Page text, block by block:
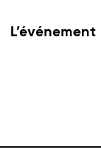
L’événement